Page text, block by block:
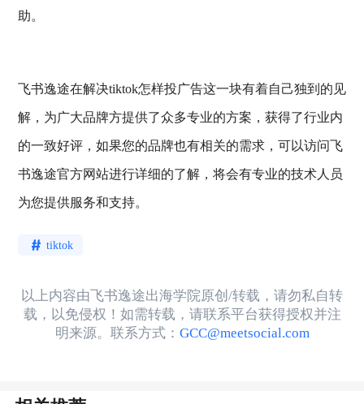
助。
飞书逸途在解决tiktok怎样投广告这一块有着自己独到的见
解，为广大品牌方提供了众多专业的方案，获得了行业内
的一致好评，如果您的品牌也有相关的需求，可以访问飞
书逸途官方网站进行详细的了解，将会有专业的技术人员
为您提供服务和支持。
tiktok
以上内容由飞书逸途出海学院原创/转载，请勿私自转
载，以免侵权！如需转载，请联系平台获得授权并注
明来源。联系方式： GCC@meetsocial.com